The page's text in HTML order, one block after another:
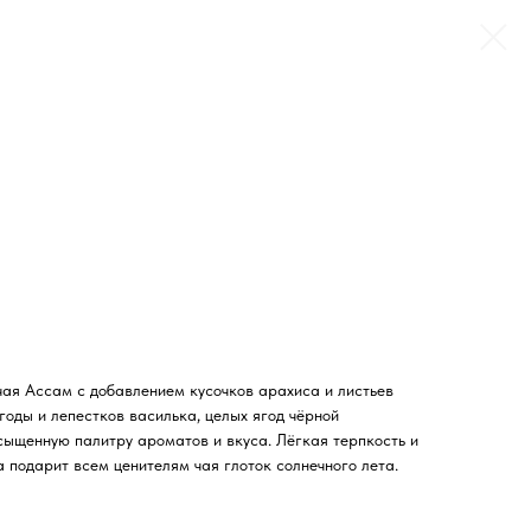
Ассам с добавлением кусочков арахиса и листьев
и лепестков василька, целых ягод чёрной
палитру ароматов и вкуса. Лёгкая терпкость и
подарит всем ценителям чая глоток солнечного лета.